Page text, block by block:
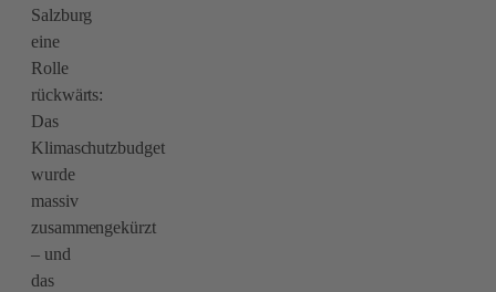
Salzburg
eine
Rolle
rückwärts:
Das
Klimaschutzbudget
wurde
massiv
zusammengekürzt
– und
das